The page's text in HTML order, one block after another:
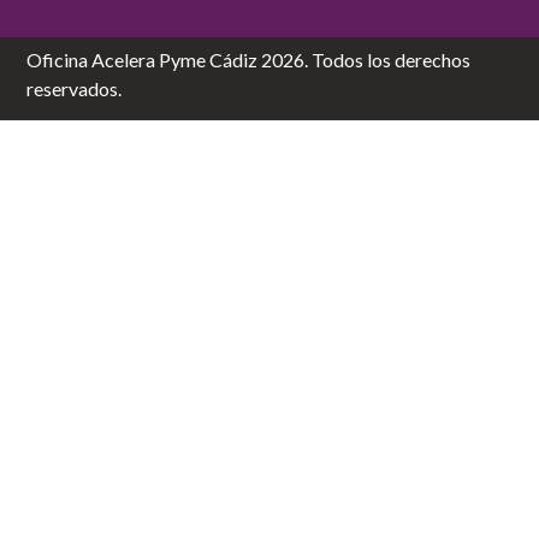
Oficina Acelera Pyme Cádiz 2026. Todos los derechos
reservados.